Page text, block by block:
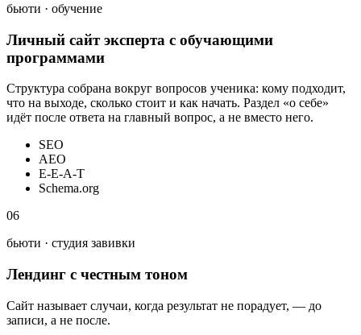
бьюти · обучение
Личный сайт эксперта с обучающими
программами
Структура собрана вокруг вопросов ученика: кому подходит,
что на выходе, сколько стоит и как начать. Раздел «о себе»
идёт после ответа на главный вопрос, а не вместо него.
SEO
AEO
E-E-A-T
Schema.org
06
бьюти · студия завивки
Лендинг с честным тоном
Сайт называет случаи, когда результат не порадует, — до
записи, а не после.